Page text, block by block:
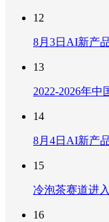
12
8月3日AI新产
13
2022-2026年
14
8月4日AI新产
15
冷泡茶赛道进
16